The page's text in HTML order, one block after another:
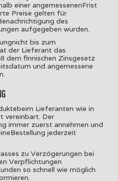
einer angemessenenFrist
Preise gelten für
des
aufgegeben wurden.
bis zum
der Lieferant das
dem finnischen Zinsgesetz
und angemessene
Lieferanten wie in
vereinbart. Der
immer zuerst annehmen und
jederzeit
zu Verzögerungen bei
Verpflichtungen
so schnell wie möglich